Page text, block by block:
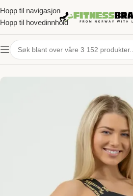
Hopp til navigasjon
Hopp til hovedinnhold